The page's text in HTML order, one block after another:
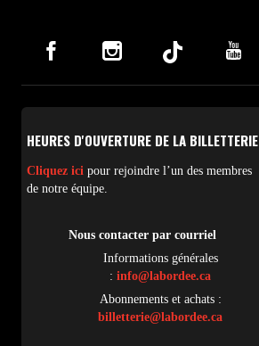
HEURES D'OUVERTURE DE LA BILLETTERIE
Cliquez ici pour rejoindre l’un des membres
de notre équipe.
Nous contacter par courriel
Informations générales
: info@labordee.ca
Abonnements et achats :
billetterie@labordee.ca